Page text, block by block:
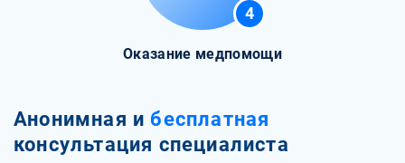
4
Оказание медпомощи
Анонимная и бесплатная
консультация специалиста